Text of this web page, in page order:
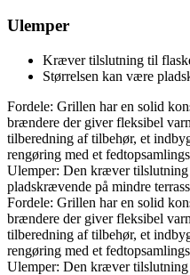
Ulemper
Kræver tilslutning til
Størrelsen kan være
Fordele: Grillen har en solid
brændere der giver fleksibel
tilberedning af tilbehør, et
rengøring med et
Ulemper: Den kræver
pladskrævende på mindre
Fordele: Grillen har en solid
brændere der giver fleksibel
tilberedning af tilbehør, et
rengøring med et
Ulemper: Den kræver